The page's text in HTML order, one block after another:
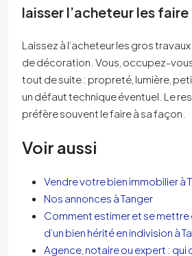
laisser l’acheteur les faire
Laissez à l’acheteur les gros
de décoration. Vous, occupez-
tout de suite : propreté, lumière,
un défaut technique éventuel. Le
préfère souvent le faire à sa façon.
Voir aussi
Vendre votre bien immobilier à
Nos annonces à Tanger
Comment estimer et se mettre
d’un bien hérité en indivision à
Agence, notaire ou expert : qui